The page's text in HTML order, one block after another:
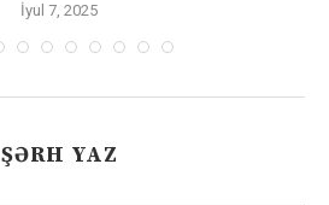
İyul 7, 2025
ŞƏRH YAZ